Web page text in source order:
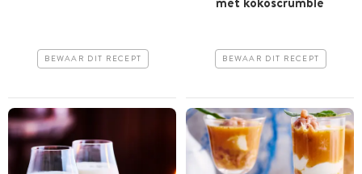
BEWAAR DIT RECEPT BEWAAR DIT RECEPT